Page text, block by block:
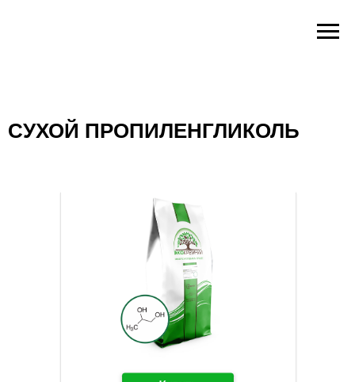
СУХОЙ ПРОПИЛЕНГЛИКОЛЬ